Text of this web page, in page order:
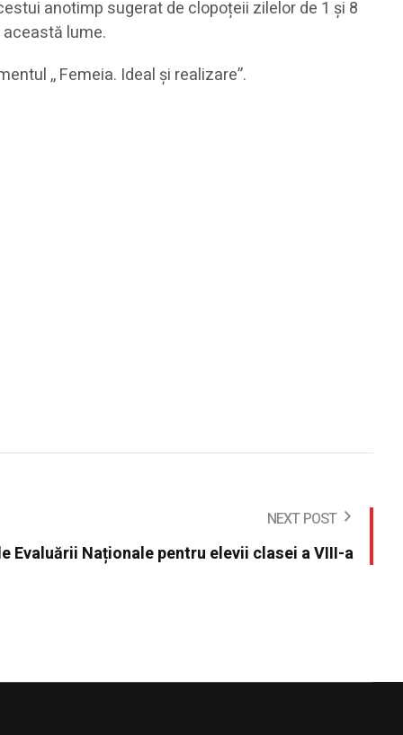
anotimp sugerat de clopoțeii zilelor de 1 și 8
lume.
,, Femeia. Ideal și realizare”.
NEXT POST
Evaluării Naționale pentru elevii clasei a VIII-a